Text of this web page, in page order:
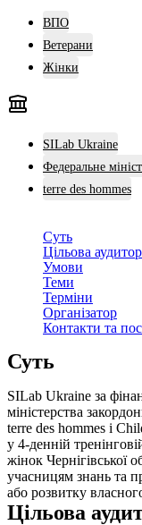
ВПО
Ветерани
Жінки
SILab Ukraine
Федеральне
terre des hommes
Суть
Цільова
Умови
Теми
Терміни
Організатор
Контакти та
Суть
SILab Ukraine за
міністерства
terre des hommes і
у 4-денній
жінок Чернігівської
учасницям знань та
або розвитку
Цільова